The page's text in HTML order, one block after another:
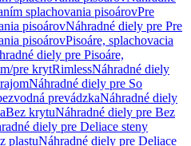
splachovania pisoárovPre
pisoárovNáhradné diely pre Pre
pisoárovPisoáre, splachovacia
diely pre Pisoáre,
pre krytRimlessNáhradné diely
Náhradné diely pre So
prevádzkaNáhradné diely
Bez krytuNáhradné diely pre Bez
diely pre Deliace steny
plastuNáhradné diely pre Deliace